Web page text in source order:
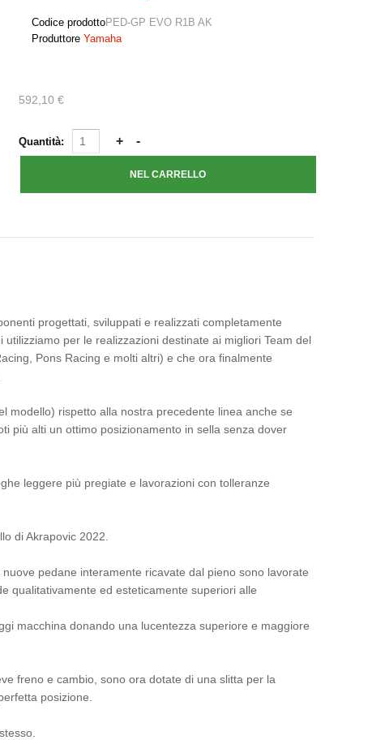
Codice prodottoPED-GP EVO R1B AK
Produttore Yamaha
592,10 €
Quantità:
progettati, sviluppati e realizzati completamente
utilizziamo per le realizzazioni destinate ai migliori Team del
Pons Racing e molti altri) e che ora finalmente
modello) rispetto alla nostra precedente linea anche se
più alti un ottimo posizionamento in sella senza dover
leggere più pregiate e lavorazioni con tolleranze
di Akrapovic 2022.
pedane interamente ricavate dal pieno sono lavorate
qualitativamente ed esteticamente superiori alle
macchina donando una lucentezza superiore e maggiore
freno e cambio, sono ora dotate di una slitta per la
posizione.